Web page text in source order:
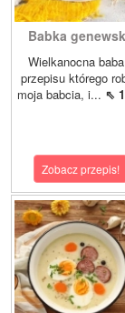
Babka
Wielkanocna
przepisu którego
moja babcia, i... ⇖
Zobacz przepis!